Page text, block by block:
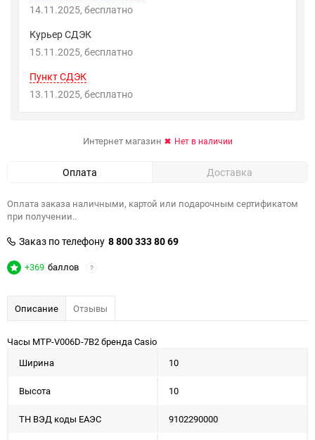
14.11.2025
Бесплатно
Курьер СДЭК
15.11.2025
Бесплатно
Пункт СДЭК
13.11.2025
Бесплатно
Интернет магазин Нет в наличии
Оплата Доставка
Оплата заказа наличными, картой или подарочным сертификатом
при получении..
Заказ по телефону 8 800 333 80 69
+369 баллов ?
Описание Отзывы
Часы MTP-V006D-7B2 бренда Casio
Ширина
10
Высота 10
ТН ВЭД коды ЕАЭС 9102290000